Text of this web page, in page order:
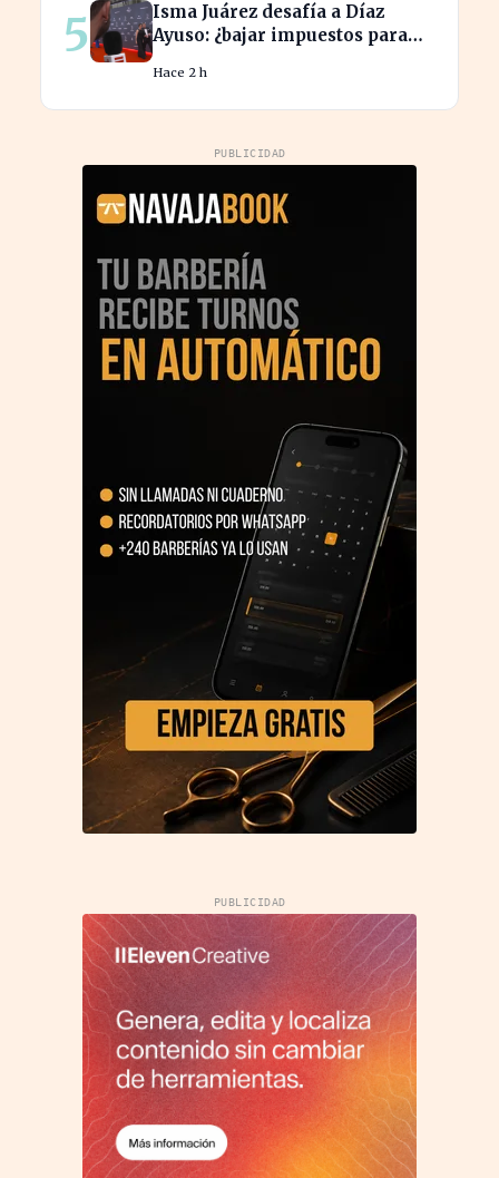
5
Isma Juárez desafía a Díaz
Ayuso: ¿bajar impuestos para
Hace 2 h
PUBLICIDAD
PUBLICIDAD